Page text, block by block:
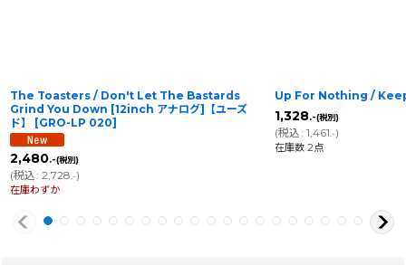
The Toasters / Don't Let The Bastards
Grind You Down [12inch アナログ]【ユーズ
ド】
[GRO-LP 020]
2,480.-(税別)
(税込: 2,728 .-)
在庫わずか
Up For Nothing /
1,328.-(税別)
(税込: 1,461 .-)
在庫数 2点